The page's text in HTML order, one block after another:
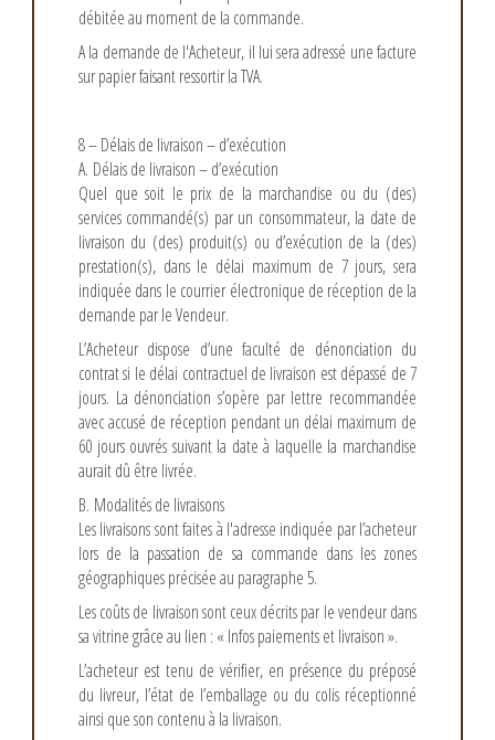
débitée au moment de la commande.
A la demande de l'Acheteur, il lui sera adressé une facture
sur papier faisant ressortir la TVA.
8 – Délais de livraison – d’exécution
A. Délais de livraison – d’exécution
Quel que soit le prix de la marchandise ou du (des)
services commandé(s) par un consommateur, la date de
livraison du (des) produit(s) ou d’exécution de la (des)
prestation(s), dans le délai maximum de 7 jours, sera
indiquée dans le courrier électronique de réception de la
demande par le Vendeur.
L’Acheteur dispose d’une faculté de dénonciation du
contrat si le délai contractuel de livraison est dépassé de 7
jours. La dénonciation s’opère par lettre recommandée
avec accusé de réception pendant un délai maximum de
60 jours ouvrés suivant la date à laquelle la marchandise
aurait dû être livrée.
B. Modalités de livraisons
Les livraisons sont faites à l'adresse indiquée par l’acheteur
lors de la passation de sa commande dans les zones
géographiques précisée au paragraphe 5.
Les coûts de livraison sont ceux décrits par le vendeur dans
sa vitrine grâce au lien : « Infos paiements et livraison ».
L’acheteur est tenu de vérifier, en présence du préposé
du livreur, l’état de l’emballage ou du colis réceptionné
ainsi que son contenu à la livraison.